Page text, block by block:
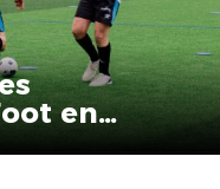
en